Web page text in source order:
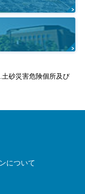
土砂災害危険個所及び
について